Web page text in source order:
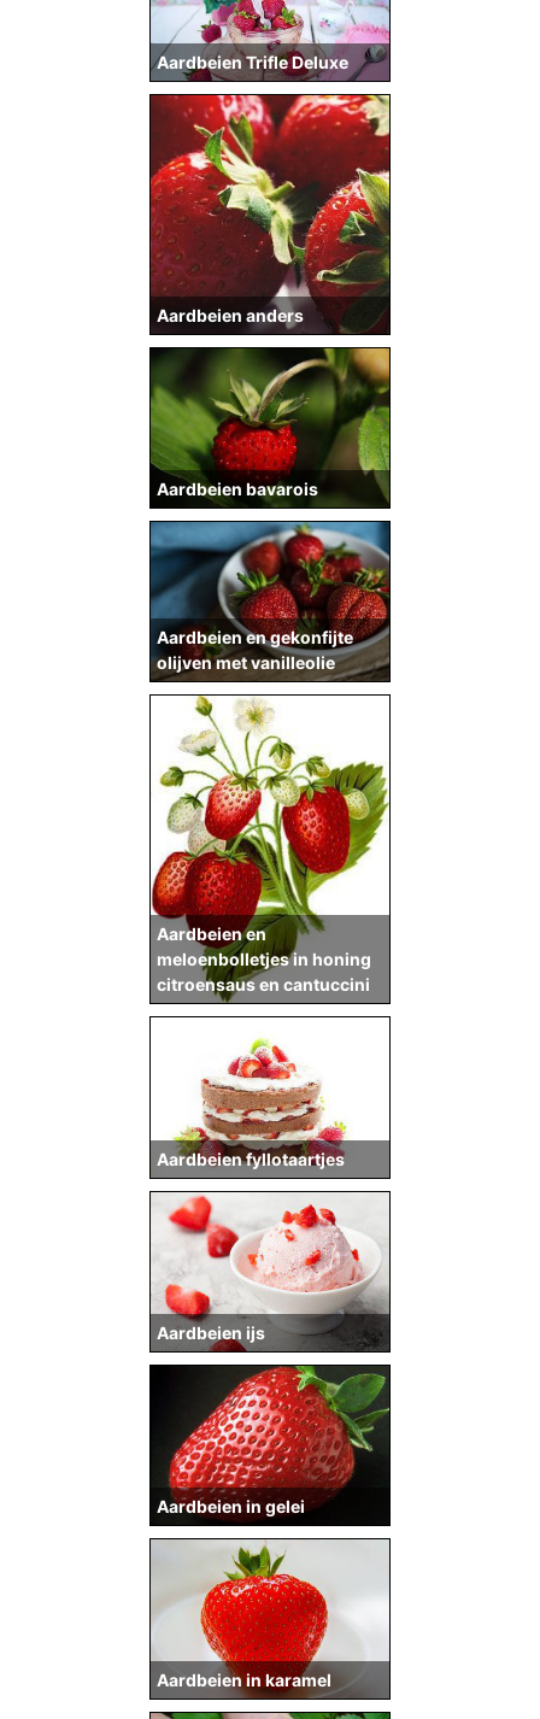
Aardbeien anders
Aardbeien bavarois
Aardbeien en gekonfijte
olijven met vanilleolie
Aardbeien en
meloenbolletjes in honing
citroensaus en cantuccini
Aardbeien fyllotaartjes
Aardbeien ijs
Aardbeien in gelei
Aardbeien in karamel
Aardbeien Trifle Deluxe